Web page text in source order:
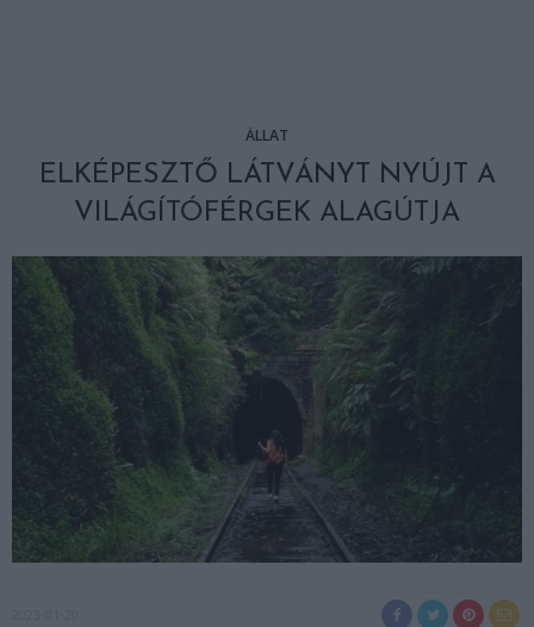
ÁLLAT
ELKÉPESZTŐ LÁTVÁNYT NYÚJT A
VILÁGÍTÓFÉRGEK ALAGÚTJA